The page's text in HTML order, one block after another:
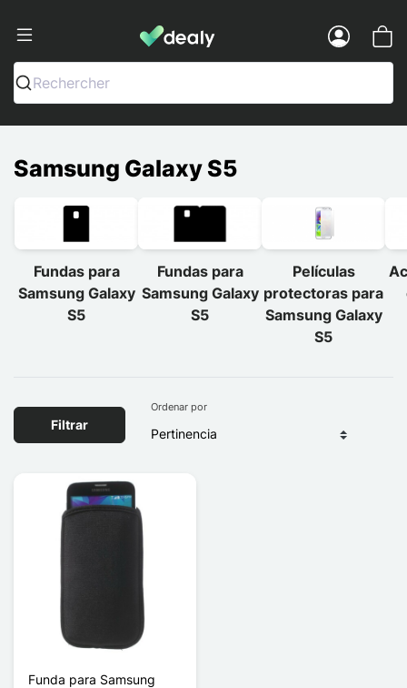
Dealy - Fundas y accesorios para
Rechercher
Samsung Galaxy S5
Fundas para
Samsung Galaxy
S5
Fundas para
Samsung Galaxy
S5
Películas
protectoras para
Samsung Galaxy
S5
Filtrar
Ordenar por
Funda para Samsung